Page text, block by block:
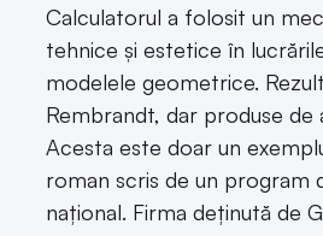
Calculatorul a folosit un
tehnice și estetice în
modelele geometrice.
Rembrandt, dar produse de
Acesta este doar un
roman scris de un program
național. Firma deținută de